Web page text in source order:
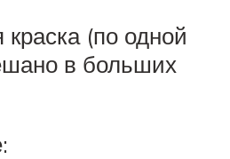
(по одной
в больших